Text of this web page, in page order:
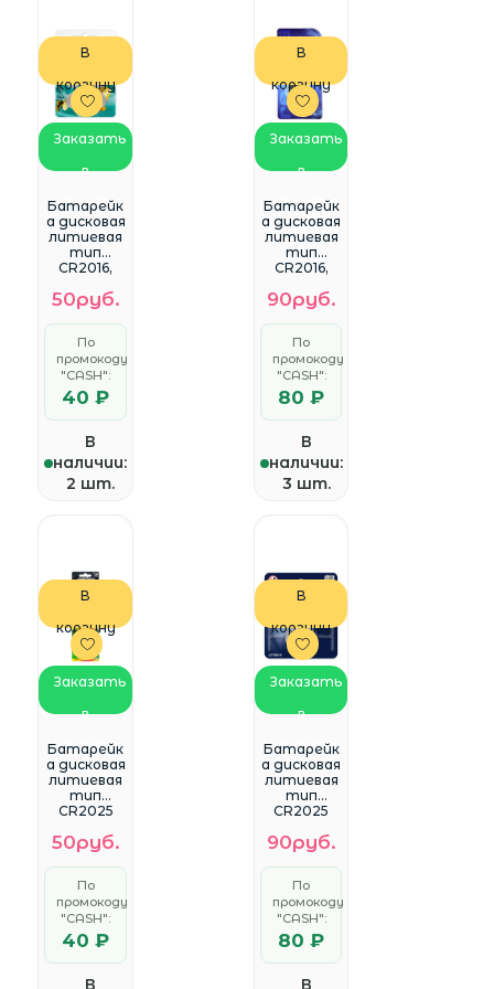
В
корзину
Заказать
в
WhatsApp
Батарейк
а дисковая
литиевая
тип
CR2016,
(4шт в
блистере)
, 23702-
CR2016-E4
(цена за 1
шт)
50руб.
По
промокоду
"CASH":
40 ₽
В
наличии:
2 шт.
В
корзину
Заказать
в
WhatsApp
Батарейк
а дисковая
литиевая
тип
CR2016,
(1шт в
блистере)
90руб.
По
промокоду
"CASH":
80 ₽
В
наличии:
3 шт.
В
корзину
Заказать
в
WhatsApp
Батарейк
а дисковая
литиевая
тип
CR2025
(1шт в
блистере)
CR2025-
1BL
50руб.
По
промокоду
"CASH":
40 ₽
В
В
корзину
Заказать
в
WhatsApp
Батарейк
а дисковая
литиевая
тип
CR2025
(1шт в
блистере)
90руб.
По
промокоду
"CASH":
80 ₽
В